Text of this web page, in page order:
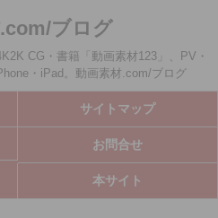
ブログ
CG・書籍「動画素材123」、PV・
・iPad。動画素材.com/ブログ
サイトマップ
お問合せ
本サイト